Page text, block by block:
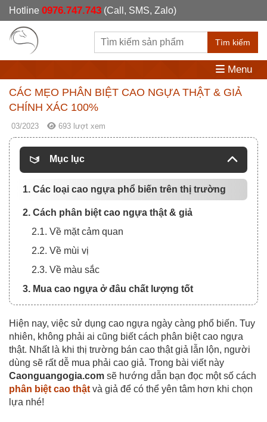
Hotline 0976.747.743 (Call, SMS, Zalo)
Tìm kiếm
Menu
CÁC MẸO PHÂN BIỆT CAO NGỰA THẬT & GIẢ
CHÍNH XÁC 100%
03/2023 693 lượt xem
Mục lục
1. Các loại cao ngựa phổ biến trên thị trường
2. Cách phân biệt cao ngựa thật & giả
2.1. Về mặt cảm quan
2.2. Về mùi vị
2.3. Về màu sắc
3. Mua cao ngựa ở đâu chất lượng tốt
Hiện nay, việc sử dụng cao ngựa ngày càng phổ biến. Tuy
nhiên, không phải ai cũng biết cách phân biệt cao ngựa
thật. Nhất là khi thị trường bán cao thật giả lẫn lộn, người
dùng sẽ rất dễ mua phải cao giả. Trong bài viết này
Caonguangogia.com sẽ hướng dẫn bạn đọc một số cách
phân biệt cao thật và giả để có thể yên tâm hơn khi chọn
lựa nhé!